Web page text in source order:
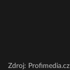
Zdroj: Profimedia.cz